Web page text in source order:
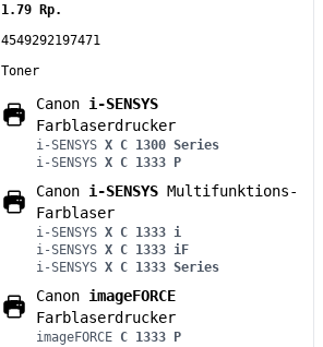
1.79 Rp.
4549292197471
Toner
Canon i-SENSYS
Farblaserdrucker
i-SENSYS X C 1300 Series
i-SENSYS X C 1333 P
Canon i-SENSYS Multifunktions-
Farblaser
i-SENSYS X C 1333 i
i-SENSYS X C 1333 iF
i-SENSYS X C 1333 Series
Canon imageFORCE
Farblaserdrucker
imageFORCE C 1333 P